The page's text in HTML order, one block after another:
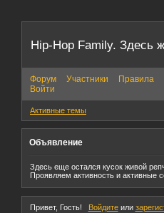
Hip-Hop Family. Здесь
Форум Участники Правила
Войти
Активные темы
Объявление
Здесь еще остался кусок живой
Проявляем активность и активные
Привет, Гость! Войдитеили